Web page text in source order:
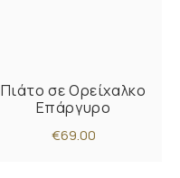
Πιάτο σε Ορείχαλκο
Επάργυρο
€69.00